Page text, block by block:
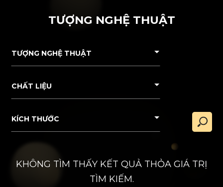
TƯỢNG NGHỆ THUẬT
TƯỢNG NGHỆ THUẬT
CHẤT LIỆU
KÍCH THƯỚC
KHÔNG TÌM THẤY KẾT QUẢ THỎA GIÁ TRỊ
TÌM KIẾM.